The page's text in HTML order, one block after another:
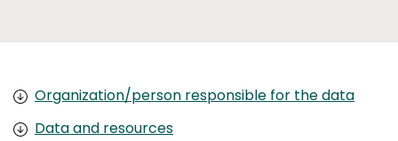
Organization/person responsible for the data
Data and resources